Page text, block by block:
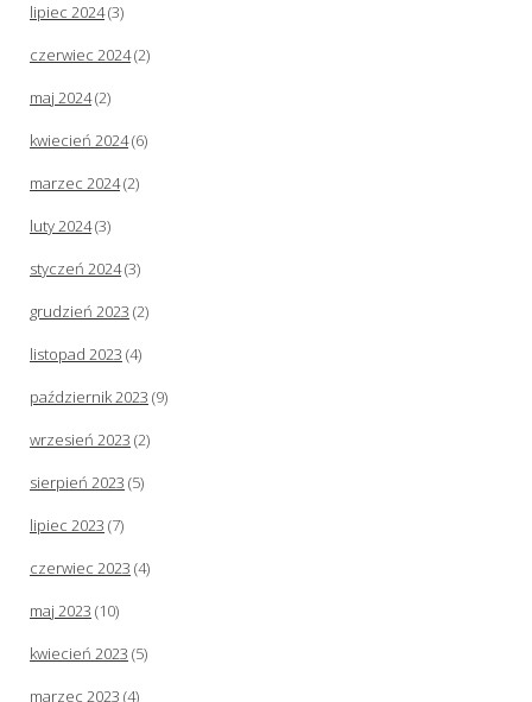
lipiec 2024(3)
czerwiec 2024(2)
maj 2024(2)
kwiecień 2024(6)
marzec 2024(2)
luty 2024(3)
styczeń 2024(3)
grudzień 2023 (2)
listopad 2023 (4)
październik 2023 (9)
wrzesień 2023 (2)
sierpień 2023 (5)
lipiec 2023 (7)
czerwiec 2023 (4)
maj 2023 (10)
kwiecień 2023 (5)
marzec 2023 (4)